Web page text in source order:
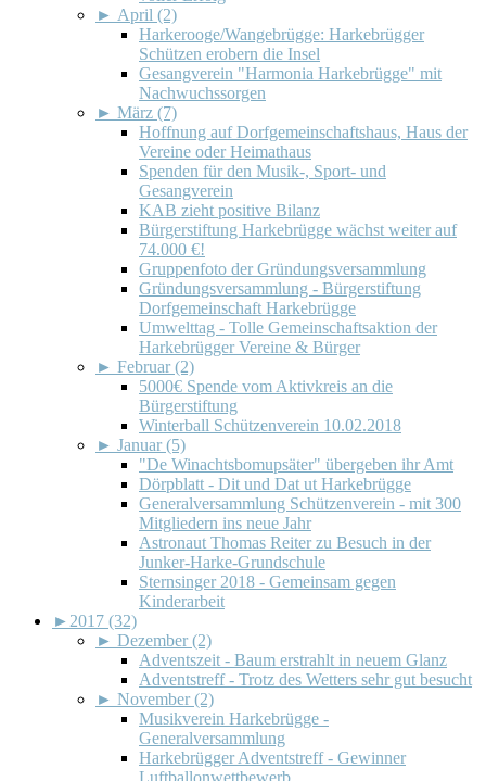
► April (2)
Harkerooge/Wangebrügge: Harkebrügger
Schützen erobern die Insel
Gesangverein "Harmonia Harkebrügge" mit
Nachwuchssorgen
► März (7)
Hoffnung auf Dorfgemeinschaftshaus, Haus der
Vereine oder Heimathaus
Spenden für den Musik-, Sport- und
Gesangverein
KAB zieht positive Bilanz
Bürgerstiftung Harkebrügge wächst weiter auf
74.000 €!
Gruppenfoto der Gründungsversammlung
Gründungsversammlung - Bürgerstiftung
Dorfgemeinschaft Harkebrügge
Umwelttag - Tolle Gemeinschaftsaktion der
Harkebrügger Vereine & Bürger
► Februar (2)
5000€ Spende vom Aktivkreis an die
Bürgerstiftung
Winterball Schützenverein 10.02.2018
► Januar (5)
"De Winachtsbomupsäter" übergeben ihr Amt
Dörpblatt - Dit und Dat ut Harkebrügge
Generalversammlung Schützenverein - mit 300
Mitgliedern ins neue Jahr
Astronaut Thomas Reiter zu Besuch in der
Junker-Harke-Grundschule
Sternsinger 2018 - Gemeinsam gegen
Kinderarbeit
► 2017 (32)
► Dezember (2)
Adventszeit - Baum erstrahlt in neuem Glanz
Adventstreff - Trotz des Wetters sehr gut besucht
► November (2)
Musikverein Harkebrügge -
Generalversammlung
Harkebrügger Adventstreff - Gewinner